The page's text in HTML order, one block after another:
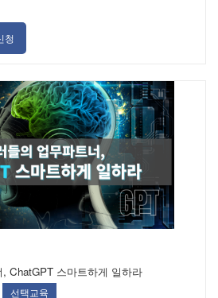
청
, ChatGPT 스마트하게 일하라
선택교육